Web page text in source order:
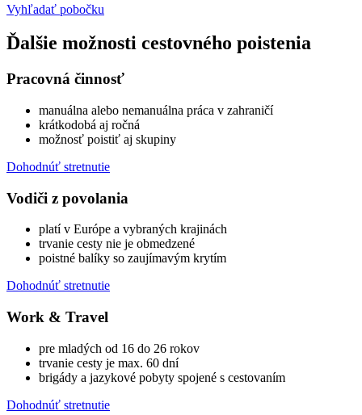
Vyhľadať pobočku
Ďalšie možnosti cestovného poistenia
Pracovná činnosť
manuálna alebo nemanuálna práca v zahraničí
krátkodobá aj ročná
možnosť poistiť aj skupiny
Dohodnúť stretnutie
Vodiči z povolania
platí v Európe a vybraných krajinách
trvanie cesty nie je obmedzené
poistné balíky so zaujímavým krytím
Dohodnúť stretnutie
Work & Travel
pre mladých od 16 do 26 rokov
trvanie cesty je max. 60 dní
brigády a jazykové pobyty spojené s cestovaním
Dohodnúť stretnutie